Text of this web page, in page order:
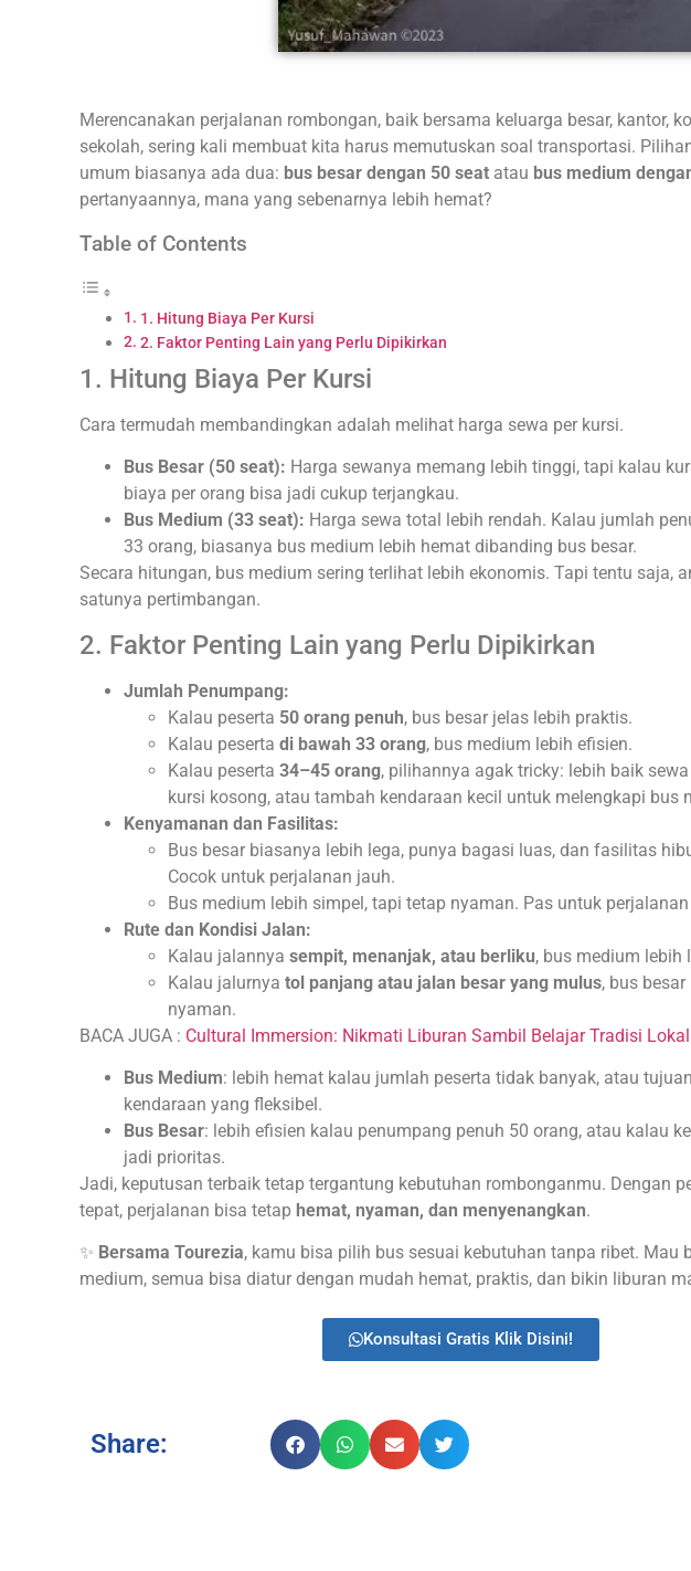
Merencanakan perjalanan rombongan, baik bersama keluarga besar, kantor,
sekolah, sering kali membuat kita harus memutuskan soal transportasi.
umum biasanya ada dua: bus besar dengan 50 seat atau bus medium
pertanyaannya, mana yang sebenarnya lebih hemat?
Table of Contents
1. Hitung Biaya Per Kursi
2. Faktor Penting Lain yang Perlu Dipikirkan
1. Hitung Biaya Per Kursi
Cara termudah membandingkan adalah melihat harga sewa per kursi.
Bus Besar (50 seat): Harga sewanya memang lebih tinggi, tapi kalau
biaya per orang bisa jadi cukup terjangkau.
Bus Medium (33 seat): Harga sewa total lebih rendah. Kalau jumlah
33 orang, biasanya bus medium lebih hemat dibanding bus besar.
Secara hitungan, bus medium sering terlihat lebih ekonomis. Tapi tentu saja,
satunya pertimbangan.
2. Faktor Penting Lain yang Perlu Dipikirkan
Jumlah Penumpang:
Kalau peserta 50 orang penuh, bus besar jelas lebih praktis.
Kalau peserta di bawah 33 orang, bus medium lebih efisien.
Kalau peserta 34–45 orang, pilihannya agak tricky: lebih baik
kursi kosong, atau tambah kendaraan kecil untuk melengkapi bus
Kenyamanan dan Fasilitas:
Bus besar biasanya lebih lega, punya bagasi luas, dan fasilitas
Cocok untuk perjalanan jauh.
Bus medium lebih simpel, tapi tetap nyaman. Pas untuk
Rute dan Kondisi Jalan:
Kalau jalannya sempit, menanjak, atau berliku, bus medium lebih
Kalau jalurnya tol panjang atau jalan besar yang mulus, bus
nyaman.
BACA JUGA : Cultural Immersion: Nikmati Liburan Sambil Belajar Tradisi Lokal
Bus Medium: lebih hemat kalau jumlah peserta tidak banyak, atau
kendaraan yang fleksibel.
Bus Besar: lebih efisien kalau penumpang penuh 50 orang, atau kalau
jadi prioritas.
Jadi, keputusan terbaik tetap tergantung kebutuhan rombonganmu. Dengan
tepat, perjalanan bisa tetap hemat, nyaman, dan menyenangkan.
✨ Bersama Tourezia, kamu bisa pilih bus sesuai kebutuhan tanpa ribet. Mau
medium, semua bisa diatur dengan mudah hemat, praktis, dan bikin liburan
Konsultasi Gratis Klik Disini!
Share: